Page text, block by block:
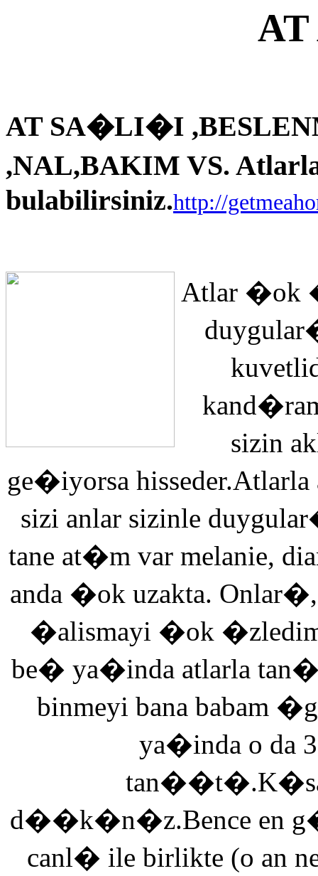
AT SA�LI�I
,NAL,BAKIM VS.
bulabilirsiniz.http://
Atlar �ok
sizin
ge�iyorsa
sizi anlar sizinle
tane at�m var melanie,
anda �ok uzakta.
�alismayi �ok
be� ya�inda atlarla
binmeyi bana babam
ya�inda o da
d��k�n�z.Bence en
canl� ile birlikte (o an